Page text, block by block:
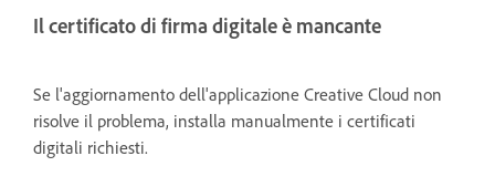
Il certificato di firma digitale è mancante
Se l'aggiornamento dell'applicazione Creative Cloud non
risolve il problema, installa manualmente i certificati
digitali richiesti.